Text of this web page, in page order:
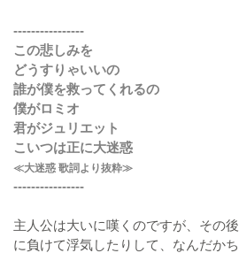
----------------
この悲しみを
どうすりゃいいの
誰が僕を救ってくれるの
僕がロミオ
君がジュリエット
こいつは正に大迷惑
≪大迷惑 歌詞より抜粋≫
----------------
主人公は大いに嘆くのですが、その
に負けて浮気したりして、なんだか